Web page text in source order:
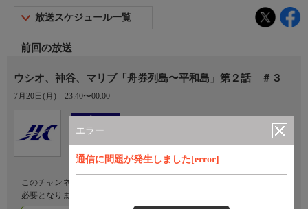
エラー
通信に問題が発生しました[error]
放送スケジュール一覧
前回の放送
ウシオ、神谷、マリブ「舟券列島〜平和島」第２話 ＃３
7月20日(月) 23:40〜00:00
オプション
Ch.922
レジャーチャンネル
このチャンネルのご視聴には、オプションチャンネル(有料)のご契約が
必要となります。